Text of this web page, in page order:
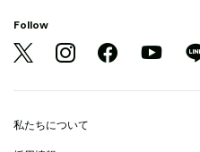
Follow
私たちについて